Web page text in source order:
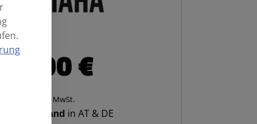
229,00€
Enthält 20% MwSt.
Versand in AT & DE